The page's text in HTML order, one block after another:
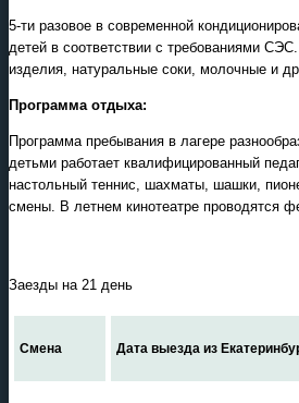
5-ти разовое в современной
детей в соответствии с требованиями
изделия, натуральные соки, молочные и
Программа отдыха:
Программа пребывания в лагере
детьми работает квалифицированный
настольный теннис, шахматы, шашки,
смены. В летнем кинотеатре проводятся
Заезды на 21 день
Смена Дата выезда из